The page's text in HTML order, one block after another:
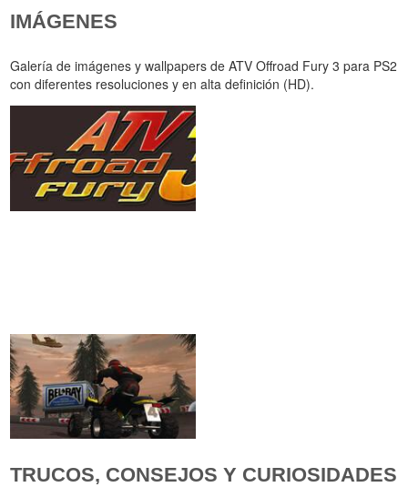
IMÁGENES
Galería de imágenes y wallpapers de ATV Offroad Fury 3 para PS2
con diferentes resoluciones y en alta definición (HD).
TRUCOS, CONSEJOS Y CURIOSIDADES